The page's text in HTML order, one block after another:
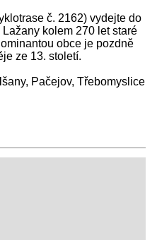
č. 2162) vydejte do
kolem 270 let staré
obce je pozdně
ze 13. století.
Pačejov, Třebomyslice